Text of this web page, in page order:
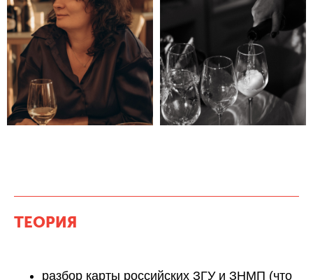
ТЕОРИЯ
разбор карты российских ЗГУ и ЗНМП (что